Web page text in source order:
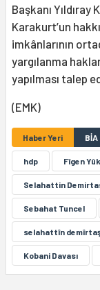
Başkanı Yıldıray
Karakurt’un
imkânlarının
yargılanma
yapılması talep
(EMK)
Haber Yeri
hdp Fîgen
Selahattin
Sebahat Tuncel
selahattîn
Kobani Davası